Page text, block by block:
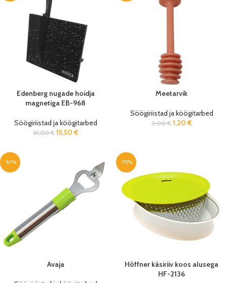
Edenberg nugade hoidja
magnetiga EB-968
Söögiriistad ja köögitarbed
31,00€ 15,50 €
Meetarvik
Söögiriistad ja köögitarbed
2,00€ 1,20 €
-81%
Avaja
-75%
Höffner käsiriiv koos alusega
HF-2136